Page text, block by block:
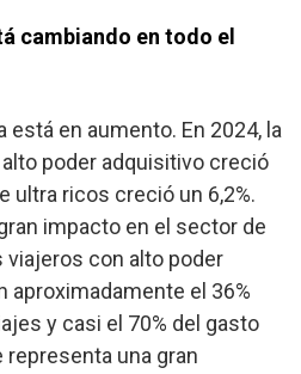
cambiando en todo el
está en aumento. En 2024, la
poder adquisitivo creció
ultra ricos creció un 6,2%.
impacto en el sector de
viajeros con alto poder
aproximadamente el 36%
y casi el 70% del gasto
representa una gran